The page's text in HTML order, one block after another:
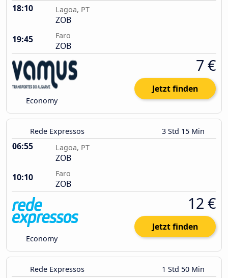
18:10 Lagoa, PT
ZOB
19:45
Faro
ZOB
Economy
7 €
Jetzt finden
Rede Expressos 3 Std 15 Min
06:55 Lagoa, PT
ZOB
10:10
Faro
ZOB
Economy
12 €
Jetzt finden
Rede Expressos 1 Std 50 Min